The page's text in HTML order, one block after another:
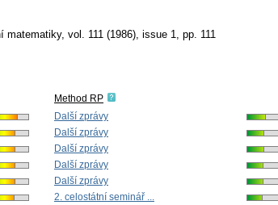
matematiky, vol. 111 (1986), issue 1, pp. 111
Method RP
Další zprávy
Další zprávy
Další zprávy
Další zprávy
Další zprávy
2. celostátní seminář ...